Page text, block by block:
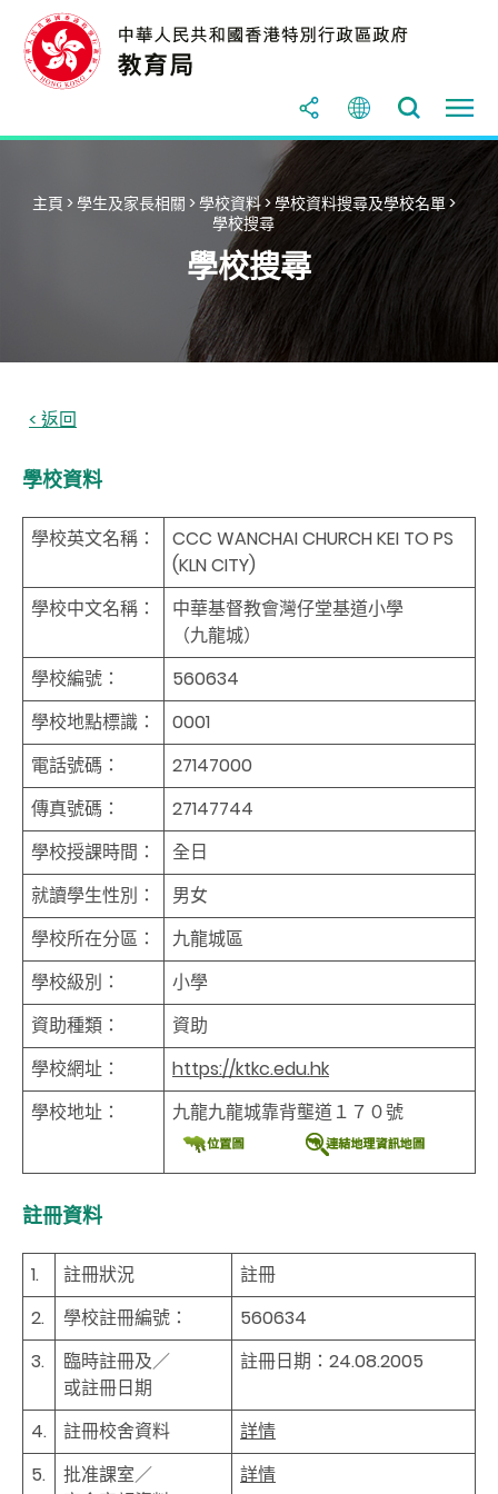
主頁 >學生及家長相關 >學校資料>學校資料搜尋及學校名單>
學校搜尋
學校搜尋
學校資料
學校英文名稱：
CCC WANCHAI CHURCH KEI TO PS
(KLN CITY)
學校中文名稱：
中華基督教會灣仔堂基道小學
（九龍城）
學校編號：
560634
學校地點標識：
0001
電話號碼：
27147000
傳真號碼：
27147744
學校授課時間：
全日
就讀學生性別：
男女
學校所在分區：
九龍城區
學校級別：
小學
資助種類：
資助
學校網址：
https://ktkc.edu.hk
學校地址：
九龍九龍城靠背壟道１７０號
註冊資料
1. 註冊狀況
註冊
2.
學校註冊編號：
560634
3.
臨時註冊及／
或註冊日期
註冊日期：24.08.2005
4. 註冊校舍資料
詳情
5.
批准課室／
詳情